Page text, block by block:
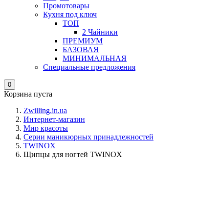
Промотовары
Кухня под ключ
ТОП
2 Чайники
ПРЕМИУМ
БАЗОВАЯ
МИНИМАЛЬНАЯ
Специальные предложения
0
Корзина пуста
Zwilling.in.ua
Интернет-магазин
Мир красоты
Серии маникюрных принадлежностей
TWINOX
Щипцы для ногтей TWINOX